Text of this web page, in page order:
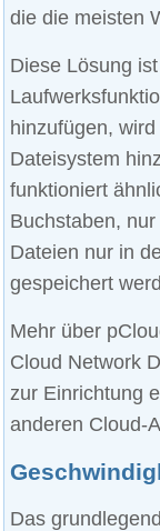
die die meisten
Diese Lösung
hinzufügen,
Dateisystem
funktioniert
Buchstaben,
Dateien nur in
gespeichert
Mehr über
Cloud Network
zur Einrichtung
anderen Cloud-
Das